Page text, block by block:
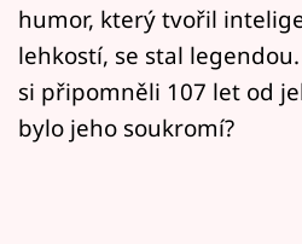
humor, který tvořil
lehkostí, se stal
si připomněli 107 let od
bylo jeho soukromí?